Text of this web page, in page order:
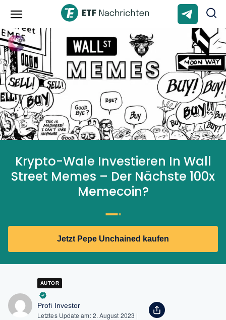
Krypto-Wale Investieren In Wall
Street Memes – Der Nächste 100x
Memecoin?
Jetzt Pepe Unchained kaufen
News
AUTOR
Profi Investor
Letztes Update am:2. August 2023 |